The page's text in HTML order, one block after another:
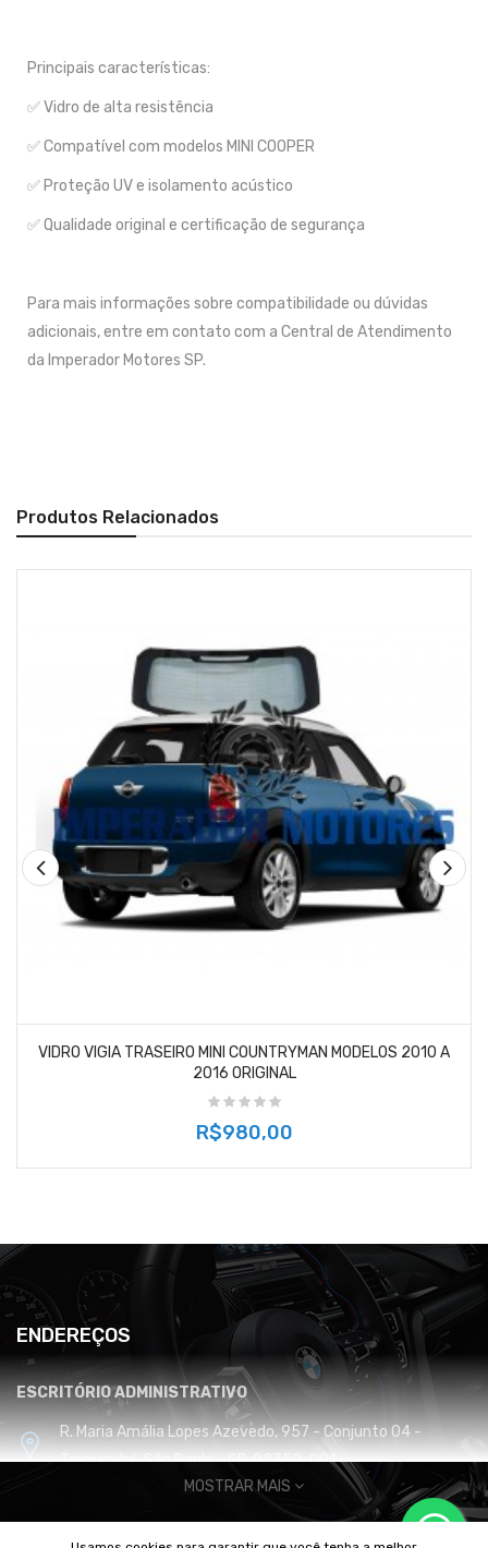
Principais características:
✅ Vidro de alta resistência
✅ Compatível com modelos MINI COOPER
✅ Proteção UV e isolamento acústico
✅ Qualidade original e certificação de segurança
Para mais informações sobre compatibilidade ou dúvidas
adicionais, entre em contato com a Central de Atendimento
da Imperador Motores SP.
Produtos Relacionados
VIDRO VIGIA TRASEIRO MINI COUNTRYMAN MODELOS 2010 A
2016 ORIGINAL
R$980,00
ENDEREÇOS
ESCRITÓRIO ADMINISTRATIVO
R. Maria Amália Lopes Azevedo, 957 - Conjunto 04 -
Tremembé, São Paulo - SP, 02350-001
CENTRO DE DISTRIBUIÇÃO E LOGÍSTICA
MOSTRAR MAIS